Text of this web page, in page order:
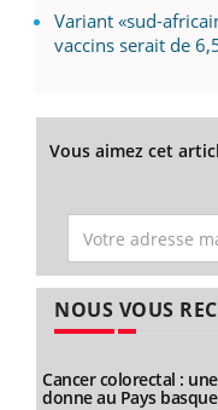
Variant «sud-
vaccins serait de
Vous aimez cet
NOUS VOUS
Cancer colorectal :
donne au Pays basque